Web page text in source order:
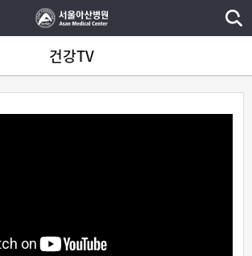
건강TV